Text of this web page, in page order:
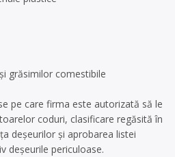
grăsimilor comestibile
pe care firma este autorizată să le
coduri, clasificare regăsită în
deșeurilor și aprobarea listei
deșeurile periculoase.